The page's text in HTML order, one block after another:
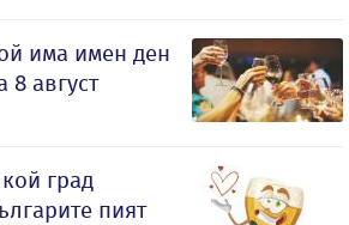
има имен ден
8 август
град
пият